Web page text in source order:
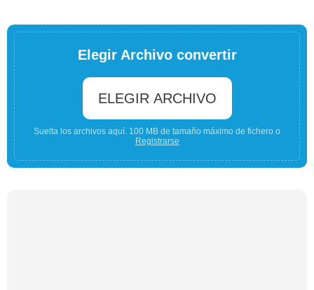
Elegir Archivo convertir
ELEGIR ARCHIVO
Suelta los archivos aquí. 100 MB de tamaño máximo de fichero o
Registrarse